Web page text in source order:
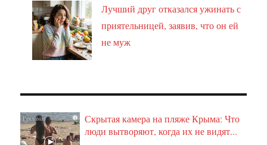
Лучший друг отказался ужинать с
приятельницей, заявив, что он ей
не муж
i
Скрытая камера на пляже Крыма: Что
люди вытворяют, когда их не видят...